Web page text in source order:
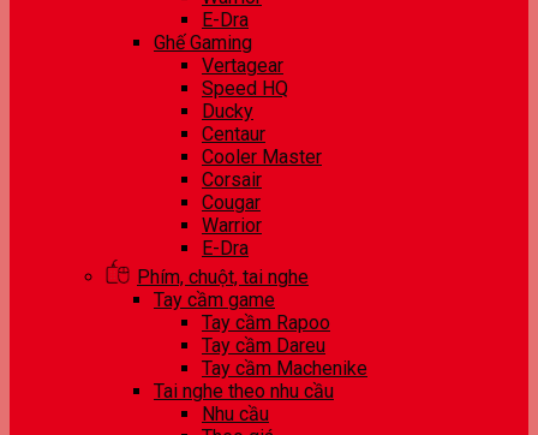
E-Dra
Ghế Gaming
Vertagear
Speed HQ
Ducky
Centaur
Cooler Master
Corsair
Cougar
Warrior
E-Dra
Phím, chuột, tai nghe
Tay cầm game
Tay cầm Rapoo
Tay cầm Dareu
Tay cầm Machenike
Tai nghe theo nhu cầu
Nhu cầu